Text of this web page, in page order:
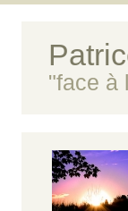
"face à